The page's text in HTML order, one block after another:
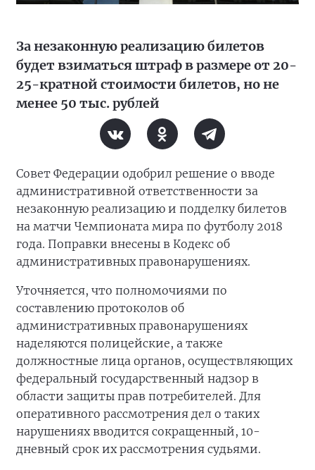
За незаконную реализацию билетов
будет взиматься штраф в размере от 20-
25-кратной стоимости билетов, но не
менее 50 тыс. рублей
Совет Федерации одобрил решение о вводе
административной ответственности за
незаконную реализацию и подделку билетов
на матчи Чемпионата мира по футболу 2018
года. Поправки внесены в Кодекс об
административных правонарушениях.
Уточняется, что полномочиями по
составлению протоколов об
административных правонарушениях
наделяются полицейские, а также
должностные лица органов, осуществляющих
федеральный государственный надзор в
области защиты прав потребителей. Для
оперативного рассмотрения дел о таких
нарушениях вводится сокращенный, 10-
дневный срок их рассмотрения судьями.